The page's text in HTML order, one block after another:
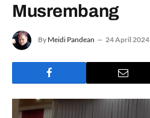
Musrembang
By Meidi Pandean 24 April 2024